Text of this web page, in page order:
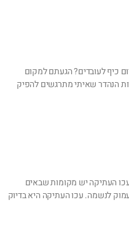
כיף לעובדים? הגעתם למקום
הנהדר שאיתי מתרגשים להפיק
העתיקה יש מקומות שבאים
לנשמה. עכו העתיקה היא בדיוק